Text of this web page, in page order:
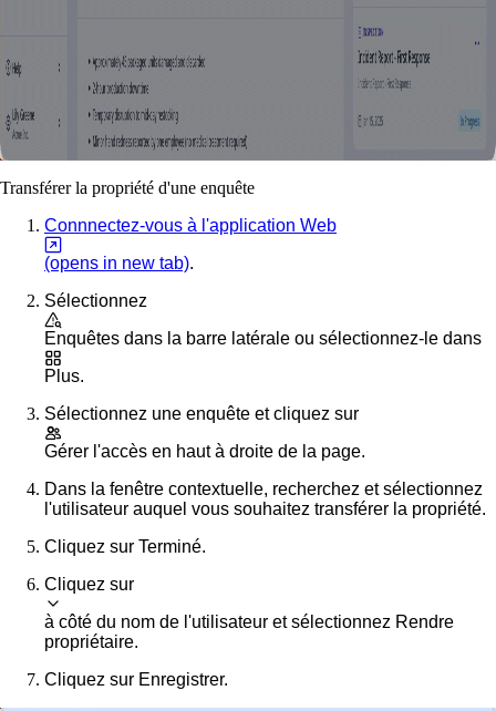
Transférer la propriété d'une enquête
Connnectez-vous à l'application Web
(opens in new tab).
Sélectionnez
Enquêtes dans la barre latérale ou sélectionnez-le dans
Plus.
Sélectionnez une enquête et cliquez sur
Gérer l'accès en haut à droite de la page.
Dans la fenêtre contextuelle, recherchez et sélectionnez
l'utilisateur auquel vous souhaitez transférer la propriété.
Cliquez sur Terminé.
Cliquez sur
à côté du nom de l'utilisateur et sélectionnez Rendre
propriétaire.
Cliquez sur Enregistrer.